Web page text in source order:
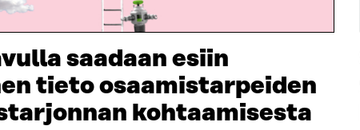
saadaan esiin
tieto osaamistarpeiden
kohtaamisesta